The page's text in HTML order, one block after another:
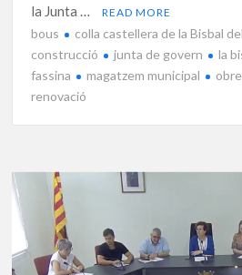
la Junta …
READ MORE
bous
colla castellera de la Bisbal
construcció
junta de govern la
fassina
magatzem municipal
renovació